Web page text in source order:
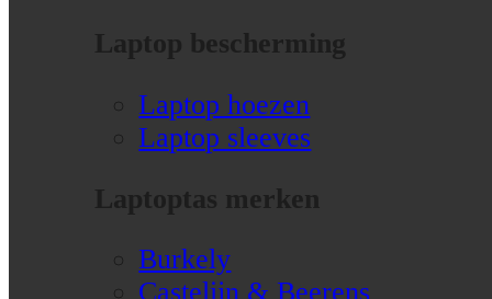
Laptop bescherming
Laptop hoezen
Laptop sleeves
Laptoptas merken
Burkely
Castelijn & Beerens